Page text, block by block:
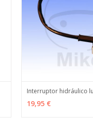
VER OPCIONES
Interruptor hidráulico
19,95 €